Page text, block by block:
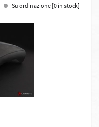
Su ordinazione [0 in stock]